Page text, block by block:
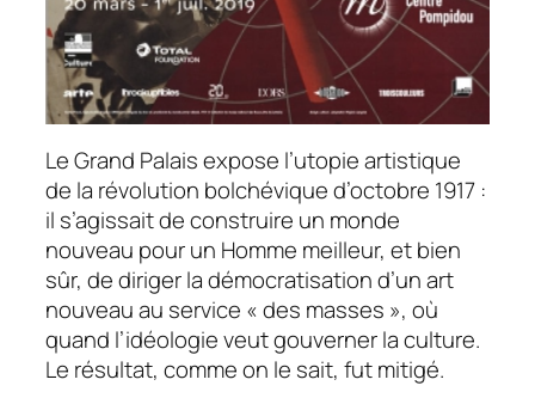
Le Grand Palais expose l’utopie artistique
de la révolution bolchévique d’octobre 1917 :
il s’agissait de construire un monde
nouveau pour un Homme meilleur, et bien
sûr, de diriger la démocratisation d’un art
nouveau au service « des masses », où
quand l’idéologie veut gouverner la culture.
Le résultat, comme on le sait, fut mitigé.